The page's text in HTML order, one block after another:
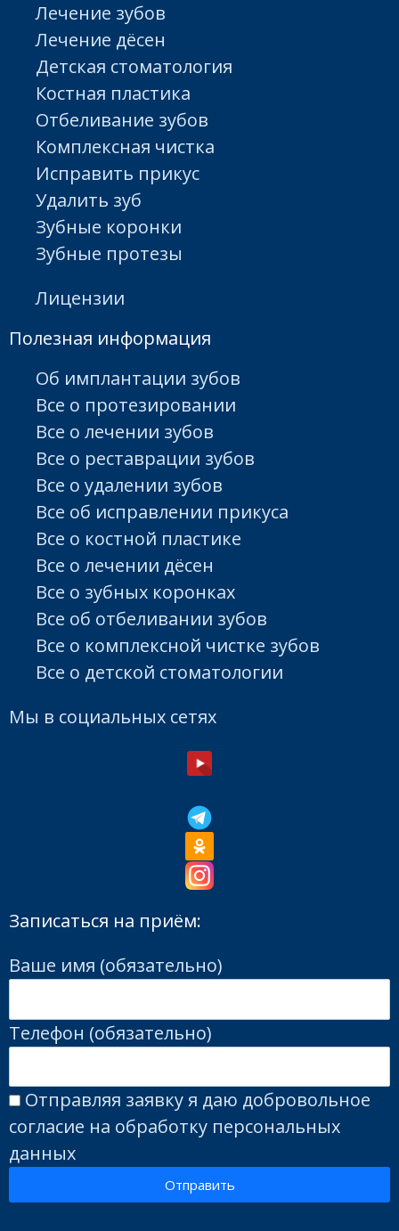
Лечение зубов
Лечение дёсен
Детская стоматология
Костная пластика
Отбеливание зубов
Комплексная чистка
Исправить прикус
Удалить зуб
Зубные коронки
Зубные протезы
Лицензии
Полезная информация
Об имплантации зубов
Все о протезировании
Все о лечении зубов
Все о реставрации зубов
Все о удалении зубов
Все об исправлении прикуса
Все о костной пластике
Все о лечении дёсен
Все о зубных коронках
Все об отбеливании зубов
Все о комплексной чистке зубов
Все о детской стоматологии
Мы в социальных сетях
Записаться на приём:
Ваше имя (обязательно)
Телефон (обязательно)
Отправляя заявку я даю добровольное
согласие на обработку персональных
данных
Отправить